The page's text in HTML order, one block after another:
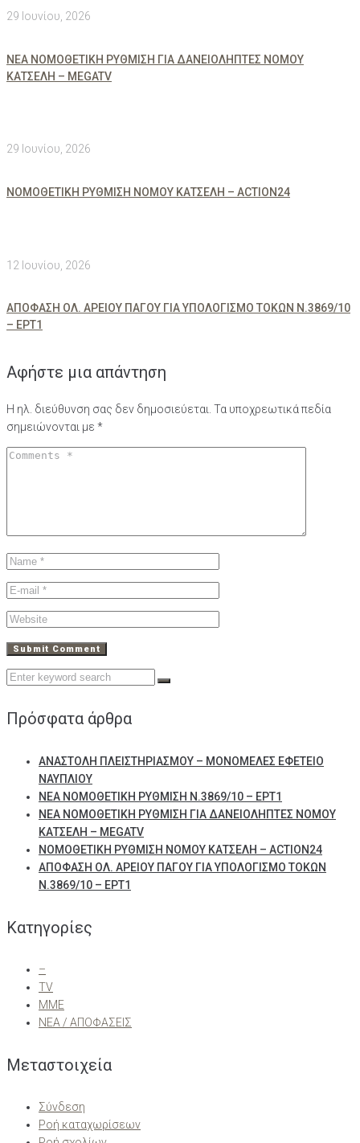
29 Ιουνίου, 2026
ΝΕΑ ΝΟΜΟΘΕΤΙΚΗ ΡΥΘΜΙΣΗ ΓΙΑ ΔΑΝΕΙΟΛΗΠΤΕΣ ΝΟΜΟΥ
ΚΑΤΣΕΛΗ – MEGATV
29 Ιουνίου, 2026
ΝΟΜΟΘΕΤΙΚΗ ΡΥΘΜΙΣΗ ΝΟΜΟΥ ΚΑΤΣΕΛΗ – ACTION24
12 Ιουνίου, 2026
ΑΠΟΦΑΣΗ ΟΛ. ΑΡΕΙΟΥ ΠΑΓΟΥ ΓΙΑ ΥΠΟΛΟΓΙΣΜΟ ΤΟΚΩΝ Ν.3869/10
– ΕΡΤ1
Αφήστε μια απάντηση
Η ηλ. διεύθυνση σας δεν δημοσιεύεται. Τα υποχρεωτικά πεδία
σημειώνονται με *
Search
Πρόσφατα άρθρα
ΑΝΑΣΤΟΛΗ ΠΛΕΙΣΤΗΡΙΑΣΜΟΥ – ΜΟΝΟΜΕΛΕΣ ΕΦΕΤΕΙΟ
ΝΑΥΠΛΙΟΥ
ΝΕΑ ΝΟΜΟΘΕΤΙΚΗ ΡΥΘΜΙΣΗ Ν.3869/10 – ΕΡΤ1
ΝΕΑ ΝΟΜΟΘΕΤΙΚΗ ΡΥΘΜΙΣΗ ΓΙΑ ΔΑΝΕΙΟΛΗΠΤΕΣ ΝΟΜΟΥ
ΚΑΤΣΕΛΗ – MEGATV
ΝΟΜΟΘΕΤΙΚΗ ΡΥΘΜΙΣΗ ΝΟΜΟΥ ΚΑΤΣΕΛΗ – ACTION24
ΑΠΟΦΑΣΗ ΟΛ. ΑΡΕΙΟΥ ΠΑΓΟΥ ΓΙΑ ΥΠΟΛΟΓΙΣΜΟ ΤΟΚΩΝ
Ν.3869/10 – ΕΡΤ1
Kατηγορίες
–
TV
ΜΜΕ
ΝΕΑ / ΑΠΟΦΑΣΕΙΣ
Μεταστοιχεία
Σύνδεση
Ροή καταχωρίσεων